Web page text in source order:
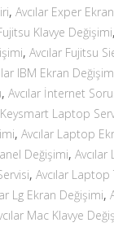
, Avcılar Exper
Klavye Değişimi,
, Avcılar Fujitsu
IBM Ekran
, Avcılar İnternet
Keysmart Laptop
, Avcılar Laptop
Değişimi,
, Avcılar Laptop
Lg Ekran Değişimi,
Mac Klavye